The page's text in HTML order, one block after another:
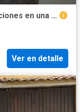
¿Buscas la casa ideal con 3 habitaciones en una ubicación exclusiva?
Ver en detalle